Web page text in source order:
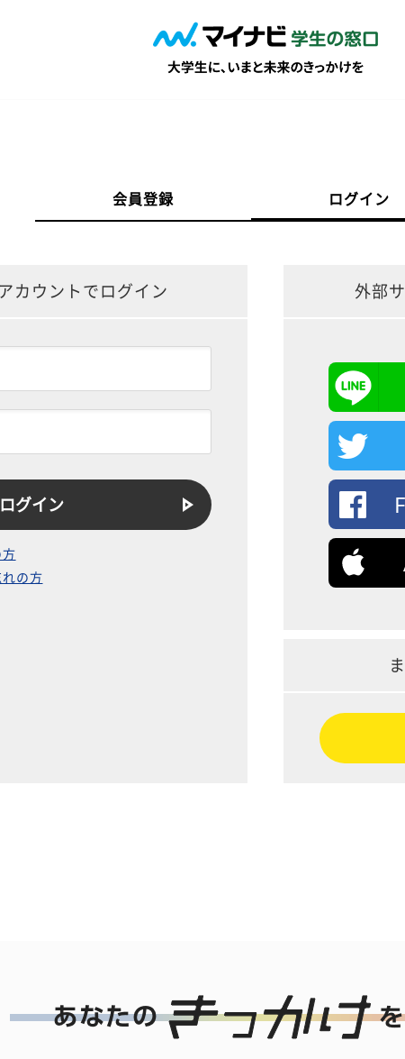
会員登録 ログイン
カウントでログイン
方
れの方
外部